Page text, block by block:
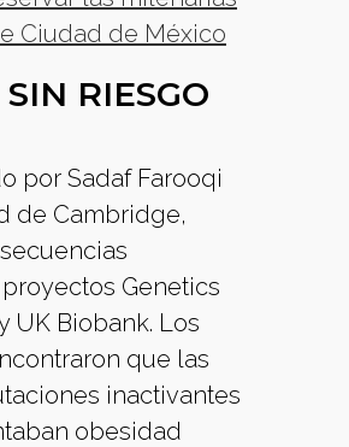
Ciudad de México
RIESGO
por Sadaf Farooqi
de Cambridge,
Genetics
UK Biobank. Los
que las
inactivantes
obesidad